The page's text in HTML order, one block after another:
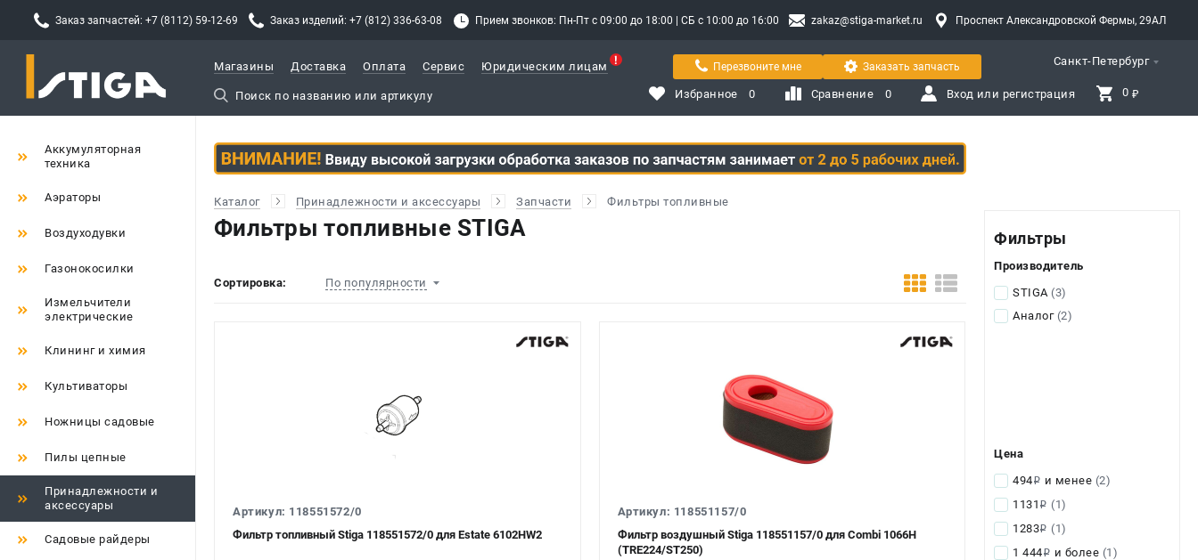
Заказ запчастей: +7 (8112) 59-12-69 Заказ изделий: +7 (812) 336-63-08 Прием звонков: Пн-Пт с 09:00 до 18:00 | СБ с 10:00 до 16:00 zakaz@stiga-market.ru Проспект Александровской Фермы, 29АЛ
Санкт-Петербург
Магазины Доставка Оплата Сервис Юридическим лицам Перезвоните мне Заказать запчасть
Избранное 0 Сравнение 0 Вход или регистрация 0 ₽
Аккумуляторная
техника
Аэраторы
Воздуходувки
Газонокосилки
Измельчители
электрические
Клининг и химия
Культиваторы
Ножницы садовые
Пилы цепные
Принадлежности и
аксессуары
Садовые райдеры
Каталог Принадлежности и аксессуары Запчасти Фильтры топливные
Фильтры топливные STIGA
Сортировка: По популярности
Артикул: 118551572/0
Фильтр топливный Stiga 118551572/0 для Estate 6102HW2
Артикул: 118551157/0
Фильтр воздушный Stiga 118551157/0 для Combi 1066H
(TRE224/ST250)
Фильтры
Производитель
STIGA (3)
Аналог (2)
Цена
494i и менее (2)
1131 i (1)
1283i (1)
1 444i и более (1)